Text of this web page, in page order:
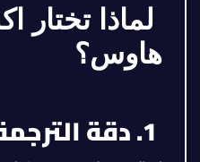
لماذا تختار
هاوس؟